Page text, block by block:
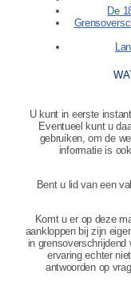
De
U kunt in eerste
Eventueel kunt u
gebruiken, om de
informatie is
Bent u lid van een
Komt u er op deze
aankloppen bij zijn
in
ervaring echter
antwoorden op